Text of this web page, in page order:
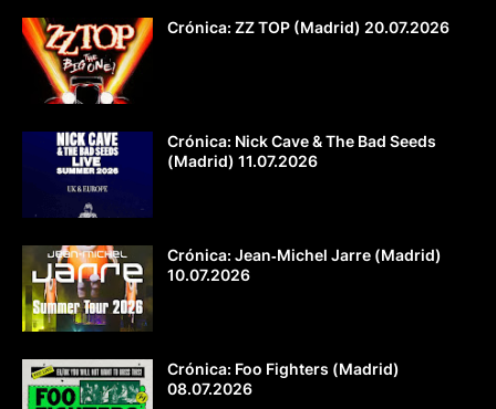
Crónica: ZZ TOP (Madrid) 20.07.2026
Crónica: Nick Cave & The Bad Seeds
(Madrid) 11.07.2026
Crónica: Jean‐Michel Jarre (Madrid)
10.07.2026
Crónica: Foo Fighters (Madrid)
08.07.2026